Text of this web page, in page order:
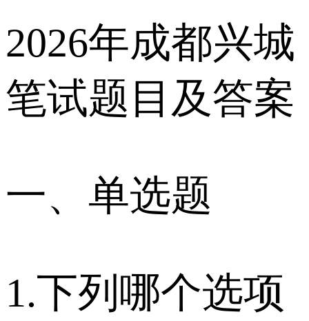
2026年成都兴城
笔试题目及答案
一、单选题
1.下列哪个选项